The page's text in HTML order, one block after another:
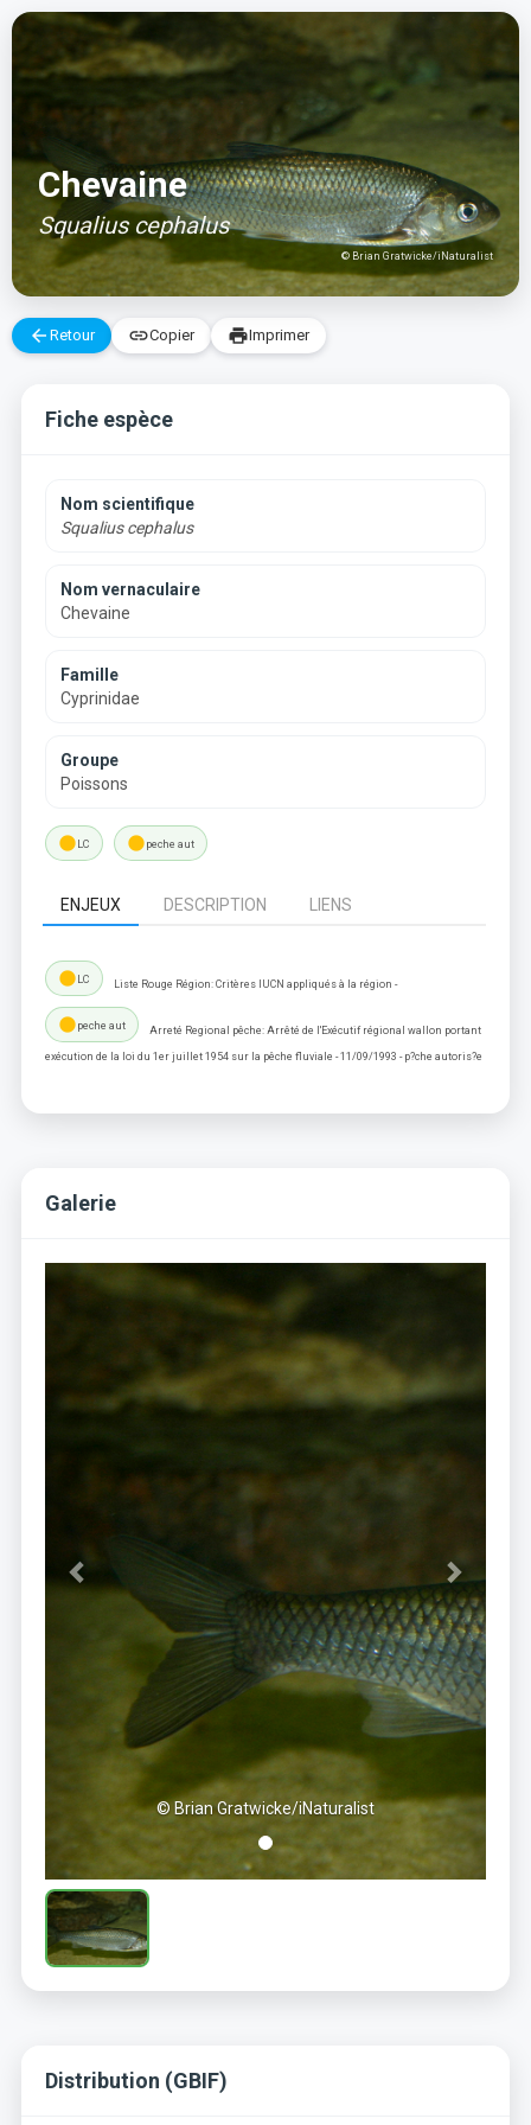
Aller
contenu
Chevaine
Squalius cephalus
© Brian Gratwicke/iNaturalist
arrow_back Retour linkCopier printImprimer
Fiche espèce
Nom scientifique
Squalius cephalus
Nom vernaculaire
Chevaine
Famille
Cyprinidae
Groupe
Poissons
lensLC lenspeche aut
ENJEUX DESCRIPTION LIENS
lensLC Liste Rouge Région: Critères IUCN appliqués à la région -
lenspeche aut Arreté Regional pêche: Arrêté de l'Exécutif régional wallon portant
exécution de la loi du 1er juillet 1954 sur la pêche fluviale - 11/09/1993 - p?che autoris?e
Galerie
© Brian Gratwicke/iNaturalist
Previous Next
Distribution (GBIF)